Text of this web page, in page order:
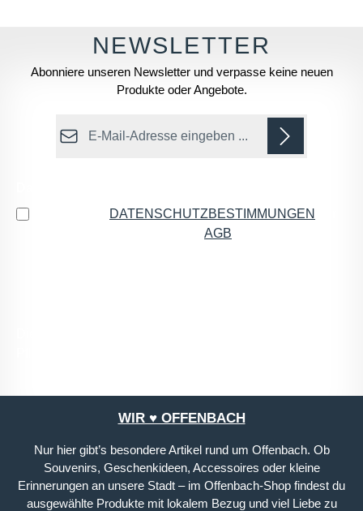
Abonniere unseren Newsletter und verpasse keine neuen
Produkte oder Angebote.
E-Mail-Adresse*
DATENSCHUTZBESTIMMUNGEN
AGB
WIR ♥ OFFENBACH
Nur hier gibt’s besondere Artikel rund um Offenbach. Ob
Souvenirs, Geschenkideen, Accessoires oder kleine
Erinnerungen an unsere Stadt – im Offenbach-Shop findest du
ausgewählte Produkte mit lokalem Bezug und viel Liebe zu